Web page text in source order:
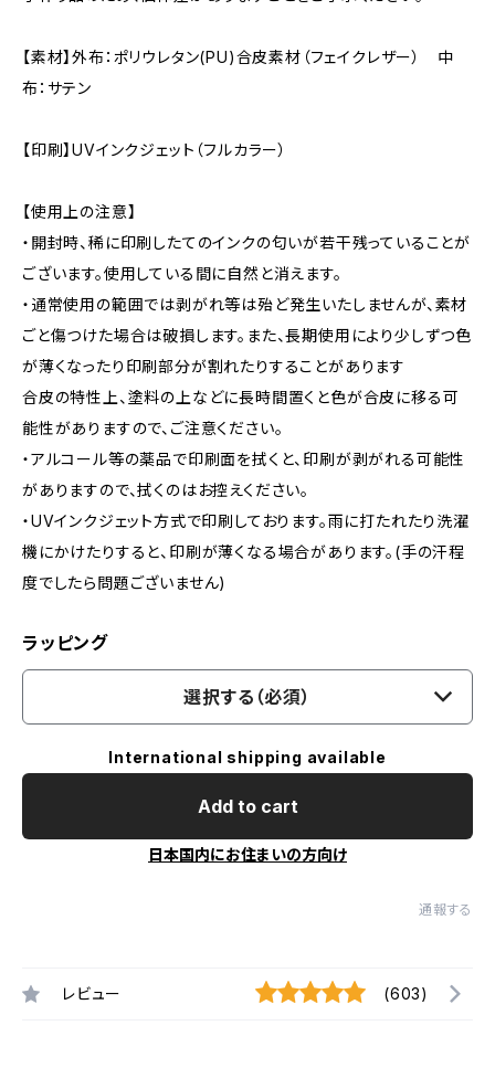
【素材】外布：ポリウレタン(PU)合皮素材（フェイクレザー） 中
布：サテン
【印刷】UVインクジェット（フルカラー）
【使用上の注意】
・開封時、稀に印刷したてのインクの匂いが若干残っていることが
ございます。使用している間に自然と消えます。
・通常使用の範囲では剥がれ等は殆ど発生いたしませんが、素材
ごと傷つけた場合は破損します。また、長期使用により少しずつ色
が薄くなったり印刷部分が割れたりすることがあります
合皮の特性上、塗料の上などに長時間置くと色が合皮に移る可
能性がありますので、ご注意ください。
・アルコール等の薬品で印刷面を拭くと、印刷が剥がれる可能性
がありますので、拭くのはお控えください。
・UVインクジェット方式で印刷しております。雨に打たれたり洗濯
機にかけたりすると、印刷が薄くなる場合があります。(手の汗程
度でしたら問題ございません)
ラッピング
選択する（必須）
International shipping available
Add to cart
日本国内にお住まいの方向け
通報する
レビュー (603)